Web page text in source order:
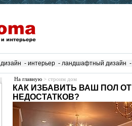
дизайн - интерьер - ландшафтный дизайн -
На главную > строим дом
КАК ИЗБАВИТЬ ВАШ ПОЛ ОТ
НЕДОСТАТКОВ?